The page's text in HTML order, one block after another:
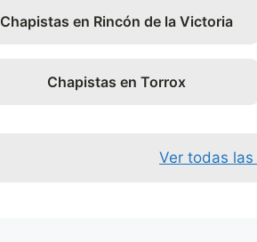
Chapistas en Rincón de la Victoria
Chapistas en Torrox
Ver todas